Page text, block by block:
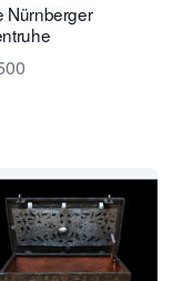
Nürnberger